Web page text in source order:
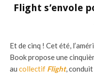
Flight s’envole
Et de cinq ! Cet été,
Book propose une
au collectif Flight,